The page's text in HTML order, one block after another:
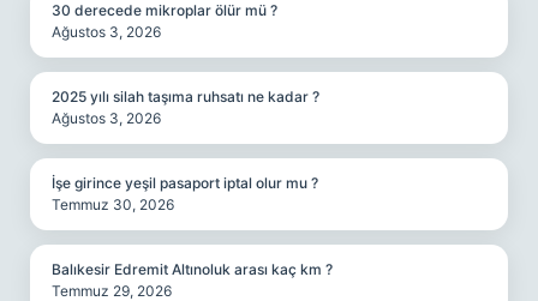
30 derecede mikroplar ölür mü ?
Ağustos 3, 2026
2025 yılı silah taşıma ruhsatı ne kadar ?
Ağustos 3, 2026
İşe girince yeşil pasaport iptal olur mu ?
Temmuz 30, 2026
Balıkesir Edremit Altınoluk arası kaç km ?
Temmuz 29, 2026